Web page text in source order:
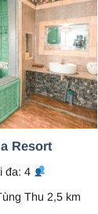
Resort
đa: 4
Thu 2,5 km